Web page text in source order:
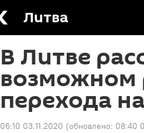
Литва
В Литве
возможном
перехода
06:10 03.11.2020 (обновлено: 08:40